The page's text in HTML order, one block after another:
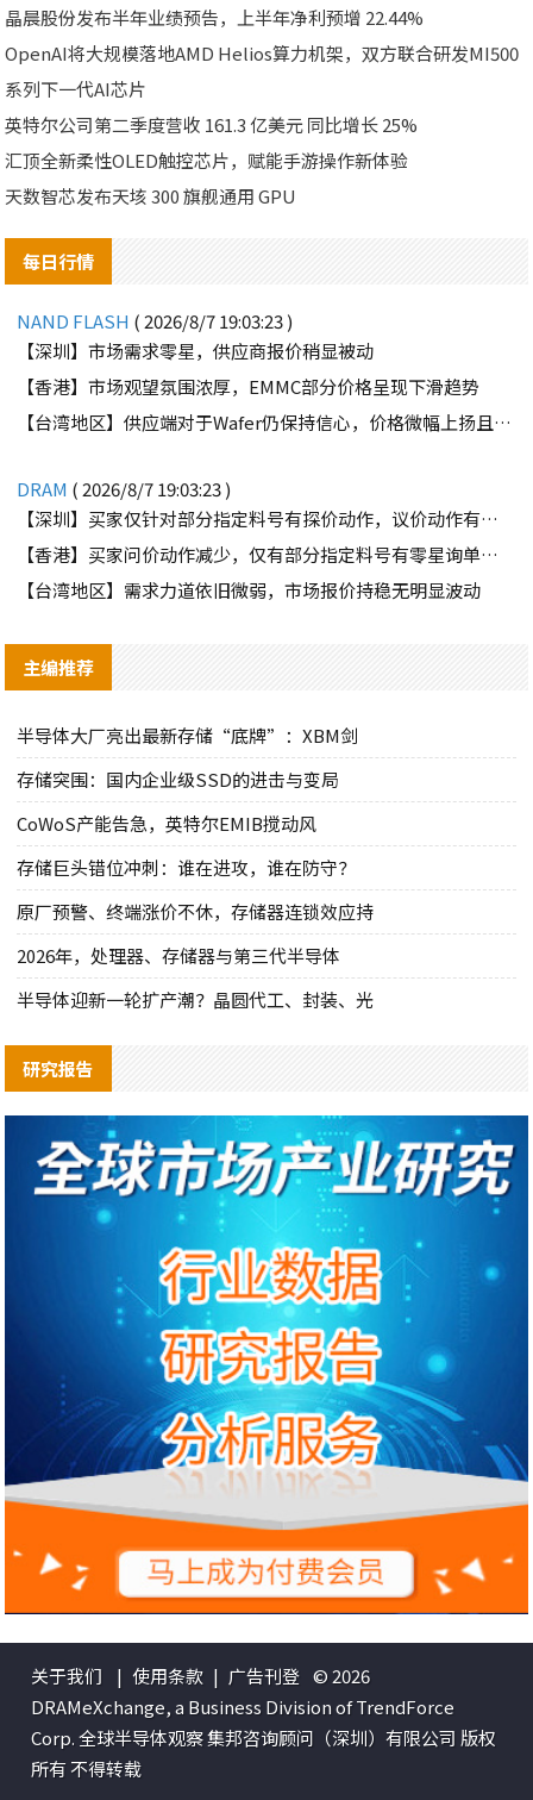
晶晨股份发布半年业绩预告，上半年净利预增 22.44%
OpenAI将大规模落地AMD Helios算力机架，双方联合研发MI500
系列下一代AI芯片
英特尔公司第二季度营收 161.3 亿美元 同比增长 25%
汇顶全新柔性OLED触控芯片，赋能手游操作新体验
天数智芯发布天垓 300 旗舰通用 GPU
每日行情
NAND FLASH ( 2026/8/7 19:03:23 )
【深圳】市场需求零星，供应商报价稍显被动
【香港】市场观望氛围浓厚，EMMC部分价格呈现下滑趋势
【台湾地区】供应端对于Wafer仍保持信心，价格微幅上扬且惜售态度不变
DRAM ( 2026/8/7 19:03:23 )
【深圳】买家仅针对部分指定料号有探价动作，议价动作有所减少
【香港】买家问价动作减少，仅有部分指定料号有零星询单动作
【台湾地区】需求力道依旧微弱，市场报价持稳无明显波动
主编推荐
半导体大厂亮出最新存储“底牌”：XBM剑
存储突围：国内企业级SSD的进击与变局
CoWoS产能告急，英特尔EMIB搅动风
存储巨头错位冲刺：谁在进攻，谁在防守？
原厂预警、终端涨价不休，存储器连锁效应持
2026年，处理器、存储器与第三代半导体
半导体迎新一轮扩产潮？晶圆代工、封装、光
研究报告
关于我们 | 使用条款 | 广告刊登 © 2026
DRAMeXchange, a Business Division of TrendForce
Corp. 全球半导体观察 集邦咨询顾问（深圳）有限公司 版权
所有 不得转载